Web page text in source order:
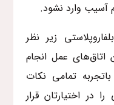
آسیب وارد نشود.
زیر نظر
اتاق‌های عمل انجام
تمامی نکات
در اختیارتان قرار